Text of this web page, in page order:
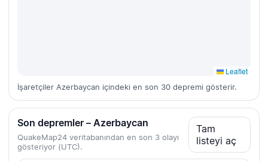
Leaflet
İşaretçiler Azerbaycan içindeki en son 30 depremi gösterir.
Son depremler – Azerbaycan
QuakeMap24 veritabanından en son 3 olayı
gösteriyor (UTC).
Tam
listeyi aç